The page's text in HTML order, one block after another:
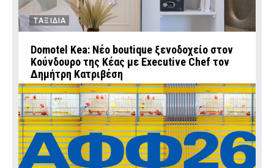
ΤΑΞΙΔΙΑ
Domotel Kea: Νέο boutique ξενοδοχείο στον
Κούνδουρο της Κέας με Executive Chef τον
Δημήτρη Κατριβέση